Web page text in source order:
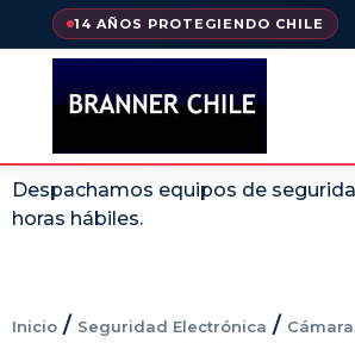
14 AÑOS PROTEGIENDO CHILE
Despachamos equipos de
horas hábiles.
Inicio / Seguridad Electrónica /